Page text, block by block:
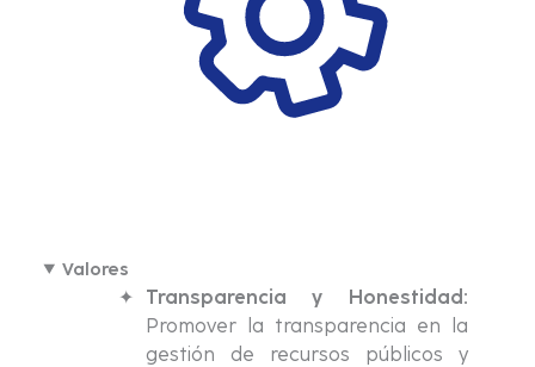
Valores
Transparencia y Honestidad:
Promover la transparencia en la
gestión de recursos públicos y